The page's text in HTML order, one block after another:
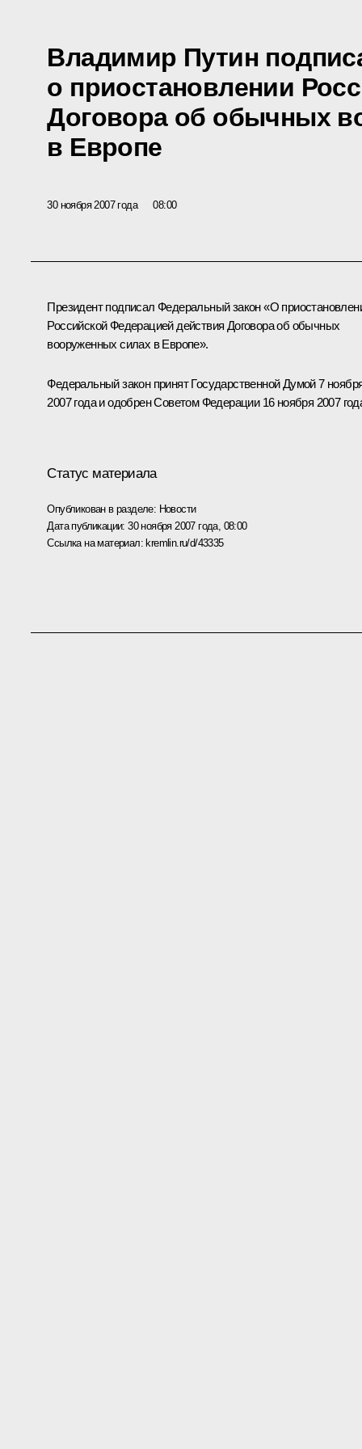
Владимир Путин
о приостановлении
Договора об обычных
в Европе
30 ноября 2007 года 08:00
Президент подписал Федеральный закон «О
Российской Федерацией действия Договора об обычных
вооруженных силах в Европе».
Федеральный закон принят Государственной Думой 7
2007 года и одобрен Советом Федерации 16 ноября 2007
Статус материала
Опубликован в разделе: Новости
Дата публикации:30 ноября 2007 года, 08:00
Ссылка на материал:kremlin.ru/d/43335